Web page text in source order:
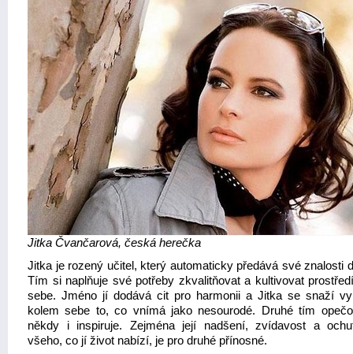
Jitka Čvančarová, česká herečka
Jitka je rozený učitel, který automaticky předává své znalosti
Tím si naplňuje své potřeby zkvalitňovat a kultivovat
sebe. Jméno jí dodává cit pro harmonii a Jitka se snaží
kolem sebe to, co vnímá jako nesourodé. Druhé tím
někdy i inspiruje. Zejména její nadšení, zvídavost a
všeho, co jí život nabízí, je pro druhé přínosné.